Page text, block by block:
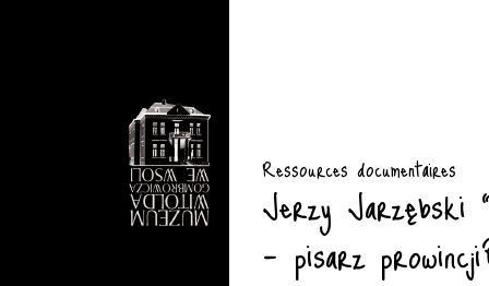
Ressources documentaires
Jerzy Jarzębski
– pisarz